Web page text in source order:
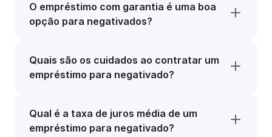
O empréstimo com garantia é uma boa
opção para negativados?
Quais são os cuidados ao contratar um
empréstimo para negativado?
Qual é a taxa de juros média de um
empréstimo para negativado?